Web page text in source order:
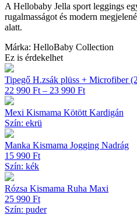
A Hellobaby Jella sport leggings
rugalmasságot és modern
alatt.
Márka: HelloBaby Collection
Ez is érdekelhet
Tipegő H.zsák plüss + Microfiber
22 990 Ft – 23 990 FtÁrtartomány:
-
Mexi Kismama Kötött Kardigán
Szín: ekrü
Manka Kismama Jogging Nadrág
15 990 Ft
Szín: kék
Rózsa Kismama Ruha Maxi
25 990 Ft
Szín: puder